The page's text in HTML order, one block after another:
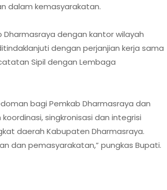
dalam kemasyarakatan.
dengan kantor wilayah
dengan perjanjian kerja sama
Sipil dengan Lembaga
bagi Pemkab Dharmasraya dan
singkronisasi dan integrisi
daerah Kabupaten Dharmasraya.
dan pemasyarakatan,” pungkas Bupati.